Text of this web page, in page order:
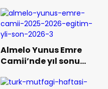
Yerler (Bölüm 2)
Almelo Yunus Emre
Camii’nde yıl sonu